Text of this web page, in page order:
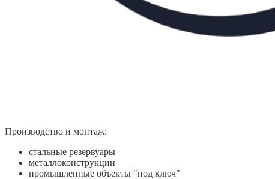
Производство и монтаж:
стальные резервуары
металлоконструкции
промышленные объекты "под ключ"